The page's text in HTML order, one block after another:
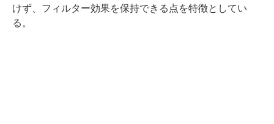
けず、フィルター効果を保持できる点を特徴としてい
る。